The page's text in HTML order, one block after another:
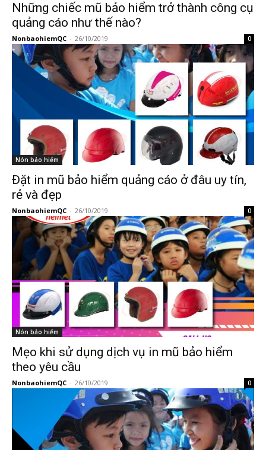
Những chiếc mũ bảo hiểm trở thành công cụ
quảng cáo như thế nào?
NonbaohiemQC - 26/10/2019 0
Nón bảo hiểm
Đặt in mũ bảo hiểm quảng cáo ở đâu uy tín,
rẻ và đẹp
NonbaohiemQC - 26/10/2019 0
Nón bảo hiểm
Mẹo khi sử dụng dịch vụ in mũ bảo hiểm
theo yêu cầu
NonbaohiemQC - 26/10/2019 0